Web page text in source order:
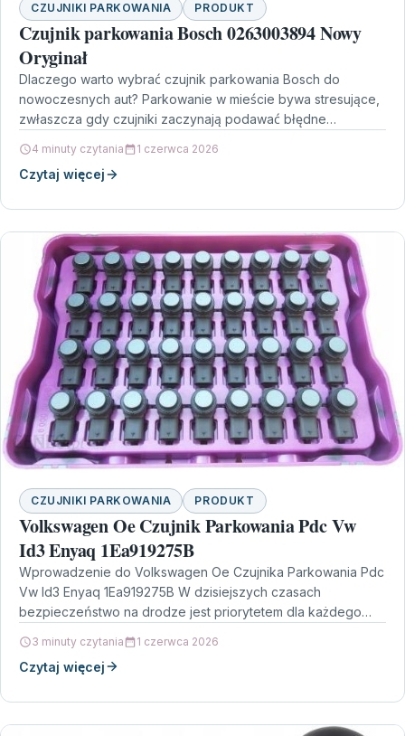
CZUJNIKI PARKOWANIA PRODUKT
Czujnik parkowania Bosch 0263003894 Nowy
Oryginał
Dlaczego warto wybrać czujnik parkowania Bosch do
nowoczesnych aut? Parkowanie w mieście bywa stresujące,
zwłaszcza gdy czujniki zaczynają podawać błędne
4 minuty czytania 1 czerwca 2026
Czytaj więcej
CZUJNIKI PARKOWANIA PRODUKT
Volkswagen Oe Czujnik Parkowania Pdc Vw
Id3 Enyaq 1Ea919275B
Wprowadzenie do Volkswagen Oe Czujnika Parkowania Pdc
Vw Id3 Enyaq 1Ea919275B W dzisiejszych czasach
bezpieczeństwo na drodze jest priorytetem dla każdego
3 minuty czytania 1 czerwca 2026
Czytaj więcej